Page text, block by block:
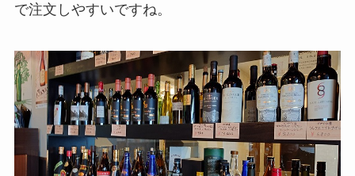
で注文しやすいですね。